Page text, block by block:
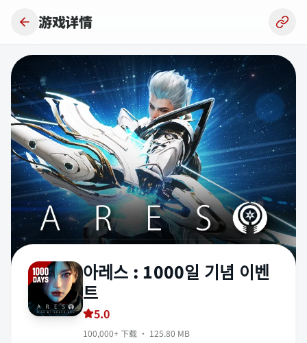
游戏详情
아레스 : 1000일 기념 이벤
트
5.0
100,000+ 下载 · 125.80 MB